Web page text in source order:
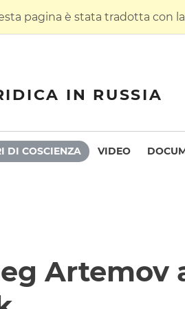
pagina è stata tradotta con
IN RUSSIA
DI COSCIENZA VIDEO
Artemov